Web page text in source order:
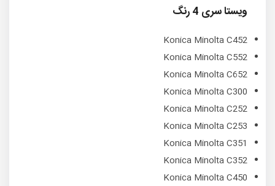
ویستا سری 4 رنگ
Konica Minolta C452
Konica Minolta C552
Konica Minolta C652
Konica Minolta C300
Konica Minolta C252
Konica Minolta C253
Konica Minolta C351
Konica Minolta C352
Konica Minolta C450